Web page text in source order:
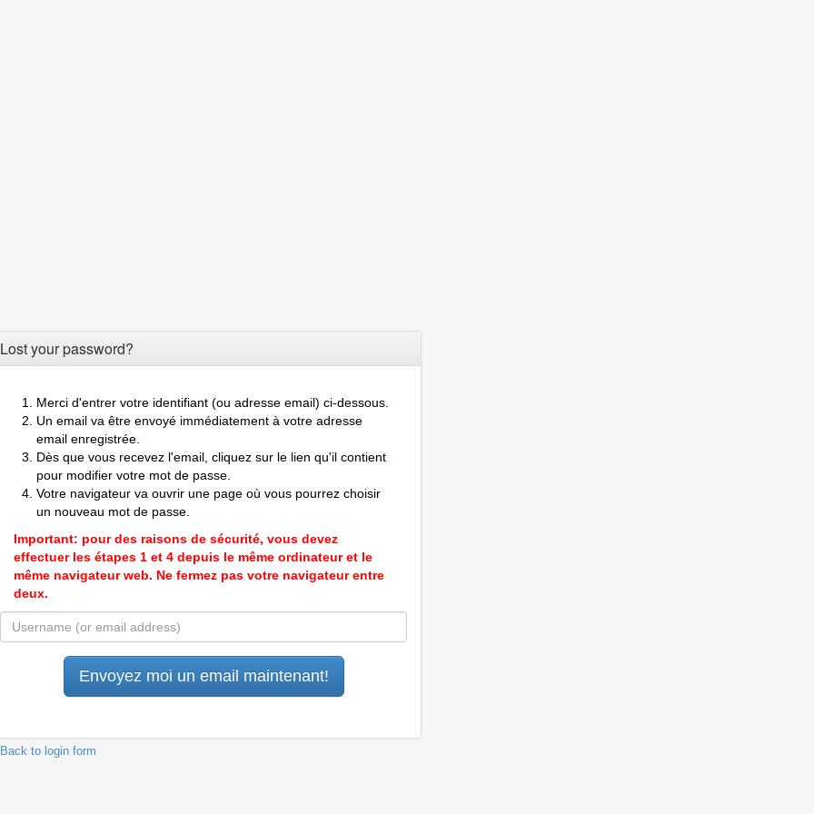
Lost your password?
Merci d'entrer votre identifiant (ou adresse email) ci-dessous.
Un email va être envoyé immédiatement à votre adresse
email enregistrée.
Dès que vous recevez l'email, cliquez sur le lien qu'il contient
pour modifier votre mot de passe.
Votre navigateur va ouvrir une page où vous pourrez choisir
un nouveau mot de passe.
Important: pour des raisons de sécurité, vous devez
effectuer les étapes 1 et 4 depuis le même ordinateur et le
même navigateur web. Ne fermez pas votre navigateur entre
deux.
to login form